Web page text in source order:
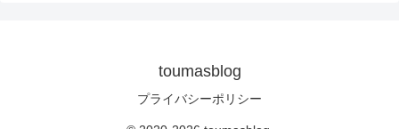
toumasblog
プライバシーポリシー